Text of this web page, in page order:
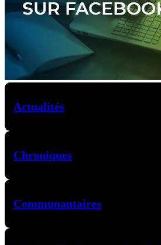
Actualités
Chroniques
Communautaires